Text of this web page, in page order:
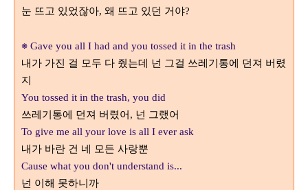
눈 뜨고 있었잖아, 왜 뜨고 있던 거야?
※ Gave you all I had and you tossed it in the trash
내가 가진 걸 모두 다 줬는데 넌 그걸 쓰레기통에 던져 버렸
지
You tossed it in the trash, you did
쓰레기통에 던져 버렸어, 넌 그랬어
To give me all your love is all I ever ask
내가 바란 건 네 모든 사랑뿐
Cause what you don't understand is...
넌 이해 못하니까